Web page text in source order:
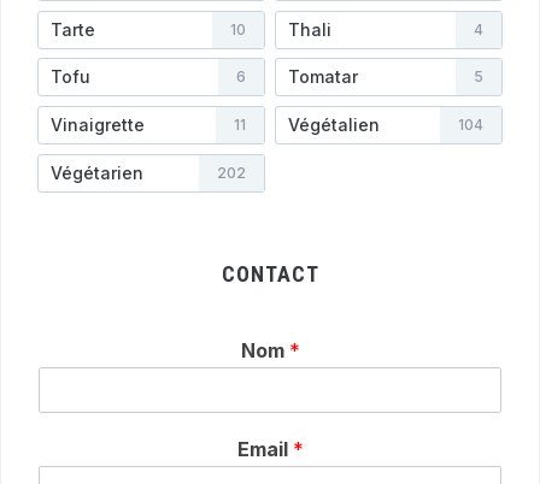
Tarte 10 Thali 4
Tofu 6 Tomatar 5
Vinaigrette 11 Végétalien 104
Végétarien 202
CONTACT
Nom *
Email *